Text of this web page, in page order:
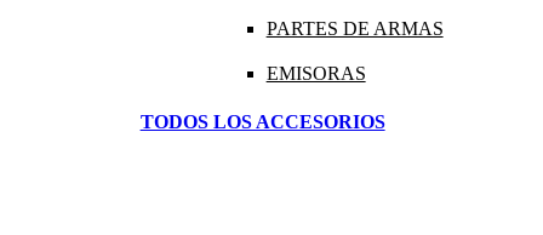
PARTES DE ARMAS
EMISORAS
TODOS LOS ACCESORIOS